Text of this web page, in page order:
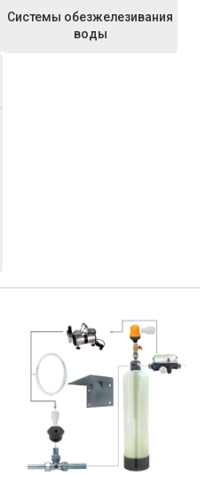
Системы обезжелезивания
воды